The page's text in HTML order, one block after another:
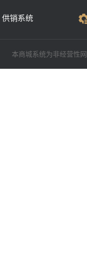
供销系统
本商城系统为非经营性